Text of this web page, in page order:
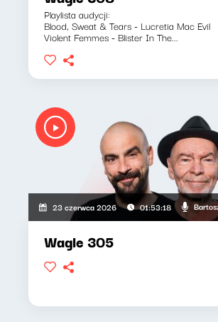
Playlista audycji:
Blood, Sweat & Tears - Lucretia Mac Evil
Violent Femmes - Blister In The...
23 czerwca 2026 01:53:18
Wagle 305